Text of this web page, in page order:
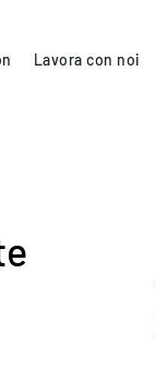
Lavora con noi